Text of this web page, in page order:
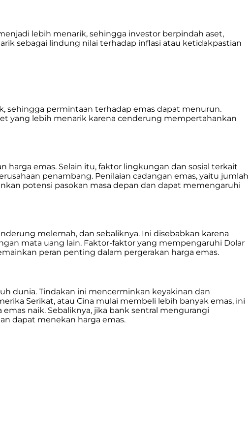
lebih menarik, sehingga investor berpindah aset,
sebagai lindung nilai terhadap inflasi atau ketidakpastian
sehingga permintaan terhadap emas dapat menurun.
yang lebih menarik karena cenderung mempertahankan
emas. Selain itu, faktor lingkungan dan sosial terkait
penambang. Penilaian cadangan emas, yaitu jumlah
potensi pasokan masa depan dan dapat memengaruhi
melemah, dan sebaliknya. Ini disebabkan karena
mata uang lain. Faktor-faktor yang mempengaruhi Dolar
peran penting dalam pergerakan harga emas.
dunia. Tindakan ini mencerminkan keyakinan dan
Serikat, atau Cina mulai membeli lebih banyak emas, ini
naik. Sebaliknya, jika bank sentral mengurangi
dapat menekan harga emas.